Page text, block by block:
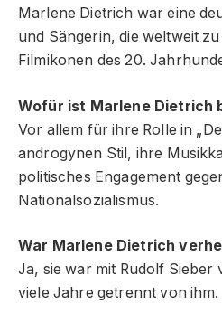
Marlene Dietrich war eine
und Sängerin, die weltweit
Filmikonen des 20.
Wofür ist Marlene Dietrich
Vor allem für ihre Rolle in
androgynen Stil, ihre
politisches Engagement
Nationalsozialismus.
War Marlene Dietrich
Ja, sie war mit Rudolf
viele Jahre getrennt von ihm.